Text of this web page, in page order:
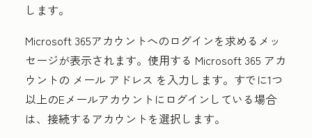
します。
Microsoft 365アカウントへのログインを求めるメッ
セージが表示されます。使用する Microsoft 365 アカ
ウントの メール アドレス を入力します。すでに1つ
以上のEメールアカウントにログインしている場合
は、接続するアカウントを選択します。